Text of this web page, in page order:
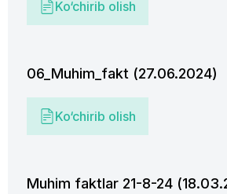
Ko‘chirib olish
06_Muhim_fakt (27.06.2024)
Ko‘chirib olish
Muhim faktlar 21-8-24